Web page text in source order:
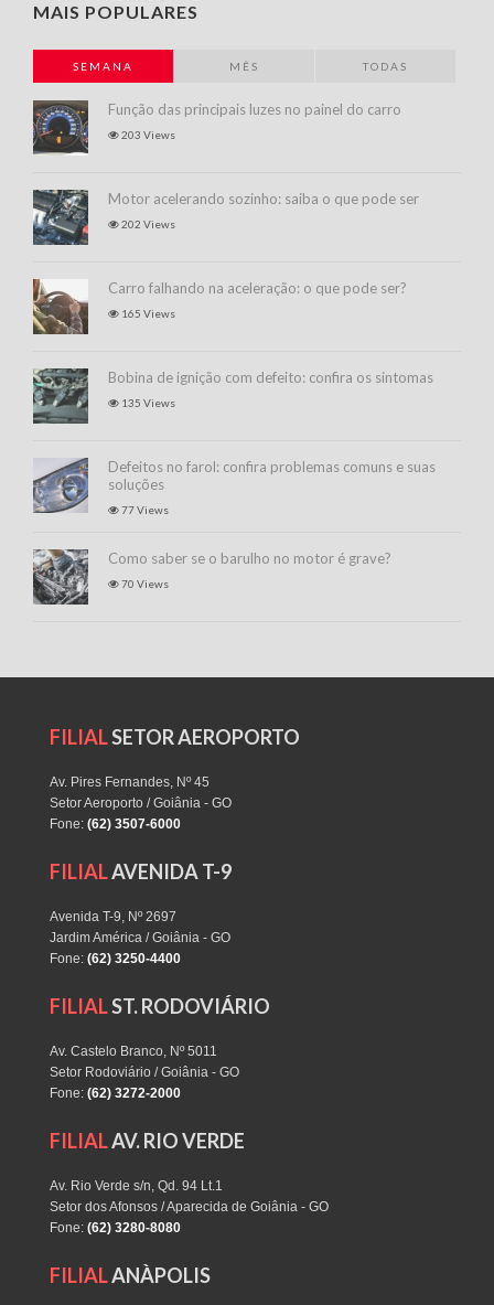
MAIS POPULARES
SEMANA MÊS TODAS
Função das principais luzes no painel do carro
203 Views
Motor acelerando sozinho: saiba o que pode ser
202 Views
Carro falhando na aceleração: o que pode ser?
165 Views
Bobina de ignição com defeito: confira os sintomas
135 Views
Defeitos no farol: confira problemas comuns e suas
soluções
77 Views
Como saber se o barulho no motor é grave?
70 Views
FILIALSETOR AEROPORTO
Av. Pires Fernandes, Nº 45
Setor Aeroporto / Goiânia - GO
Fone: (62) 3507-6000
FILIALAVENIDA T-9
Avenida T-9, Nº 2697
Jardim América / Goiânia - GO
Fone: (62) 3250-4400
FILIALST. RODOVIÁRIO
Av. Castelo Branco, Nº 5011
Setor Rodoviário / Goiânia - GO
Fone: (62) 3272-2000
FILIALAV. RIO VERDE
Av. Rio Verde s/n, Qd. 94 Lt.1
Setor dos Afonsos / Aparecida de Goiânia - GO
Fone: (62) 3280-8080
FILIALANÀPOLIS